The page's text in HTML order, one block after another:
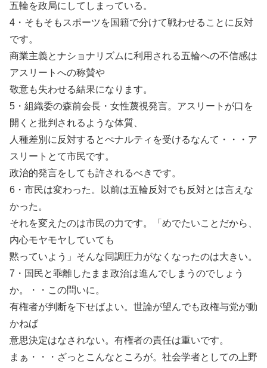
五輪を政局にしてしまっている。
4・そもそもスポーツを国籍で分けて戦わせることに反対
です。
商業主義とナショナリズムに利用される五輪への不信感は
アスリートへの称賛や
敬意も失わせる結果になります。
5・組織委の森前会長・女性蔑視発言。アスリートが口を
開くと批判されるような体質、
人種差別に反対するとぺナルティを受けるなんて・・・ア
スリートとて市民です。
政治的発言をしても許されるべきです。
6・市民は変わった。以前は五輪反対でも反対とは言えな
かった。
それを変えたのは市民の力です。「めでたいことだから、
内心モヤモヤしていても
黙っていよう」そんな同調圧力がなくなったのは大きい。
7・国民と乖離したまま政治は進んでしまうのでしょう
か。・・この問いに。
有権者が判断を下せばよい。世論が望んでも政権与党が動
かねば
意思決定はなされない。有権者の責任は重いです。
まぁ・・・ざっとこんなところが。社会学者としての上野